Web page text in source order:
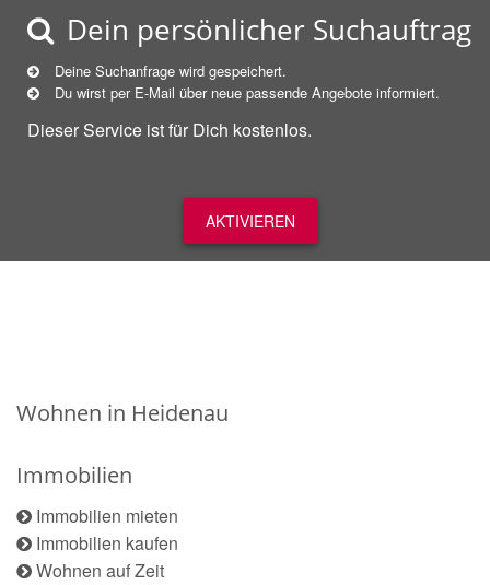
Dein persönlicher Suchauftrag
Deine Suchanfrage wird gespeichert.
Du wirst per E-Mail über neue passende Angebote informiert.
Dieser Service ist für Dich kostenlos.
AKTIVIEREN
Wohnen in Heidenau
Immobilien
Immobilien mieten
Immobilien kaufen
Wohnen auf Zeit